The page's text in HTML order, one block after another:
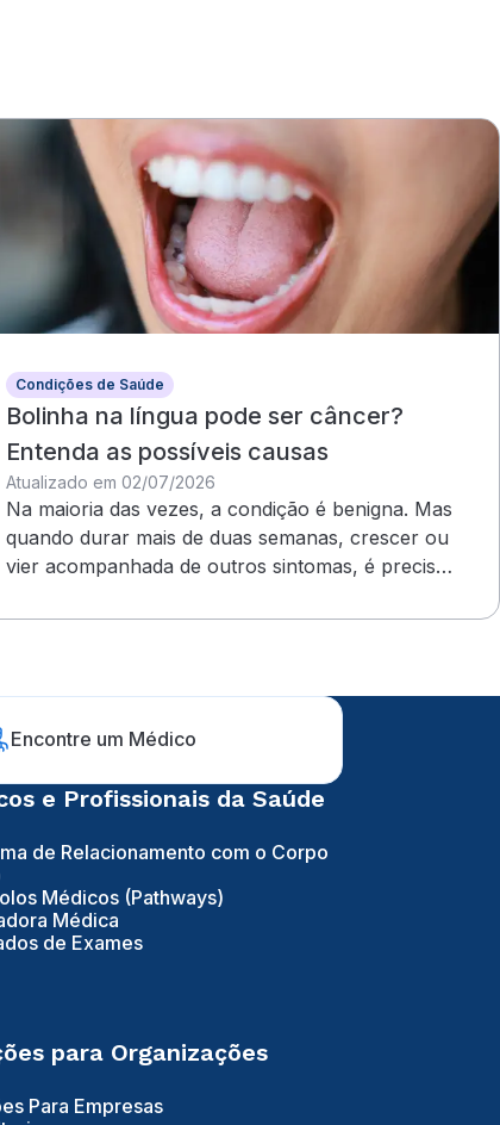
Condições de Saúde
Bolinha na língua pode ser câncer?
Entenda as possíveis causas
Atualizado em 02/07/2026
Na maioria das vezes, a condição é benigna. Mas
quando durar mais de duas semanas, crescer ou
vier acompanhada de outros sintomas, é preciso
Encontre um Médico
e Profissionais da Saúde
de Relacionamento com o Corpo
Médicos (Pathways)
Médica
de Exames
para Organizações
Para Empresas